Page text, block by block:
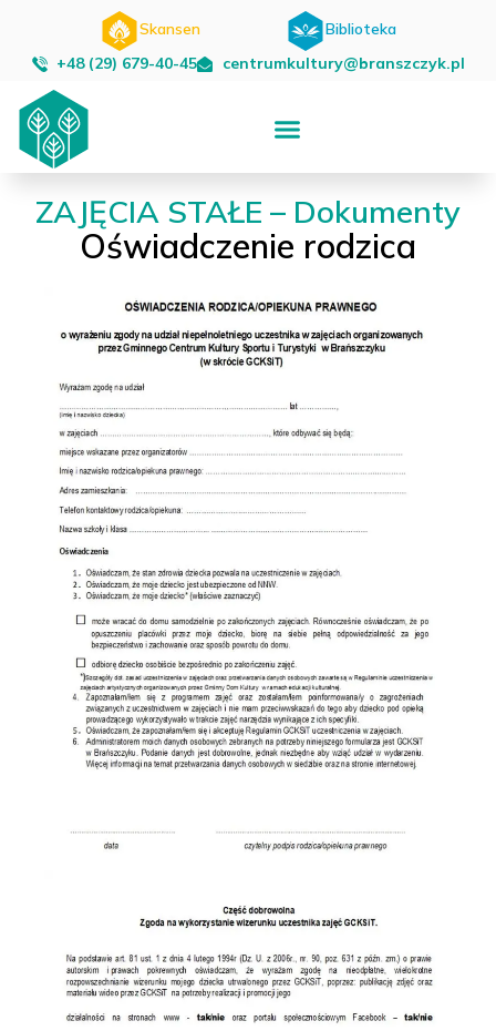
Skansen
Biblioteka
+48 (29) 679-40-45
centrumkultury@branszczyk.pl
ZAJĘCIA STAŁE – Dokumenty
Oświadczenie rodzica